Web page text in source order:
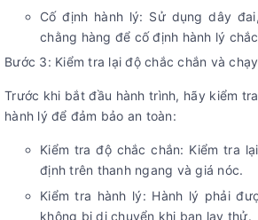
Cố định hành lý: Sử dụng dây
chằng hàng để cố định hành lý
Bước 3: Kiểm tra lại độ chắc chắn và
Trước khi bắt đầu hành trình, hãy kiểm
hành lý để đảm bảo an toàn:
Kiểm tra độ chắc chắn: Kiểm tra
định trên thanh ngang và giá nóc.
Kiểm tra hành lý: Hành lý phải
không bị di chuyển khi bạn lay thử.